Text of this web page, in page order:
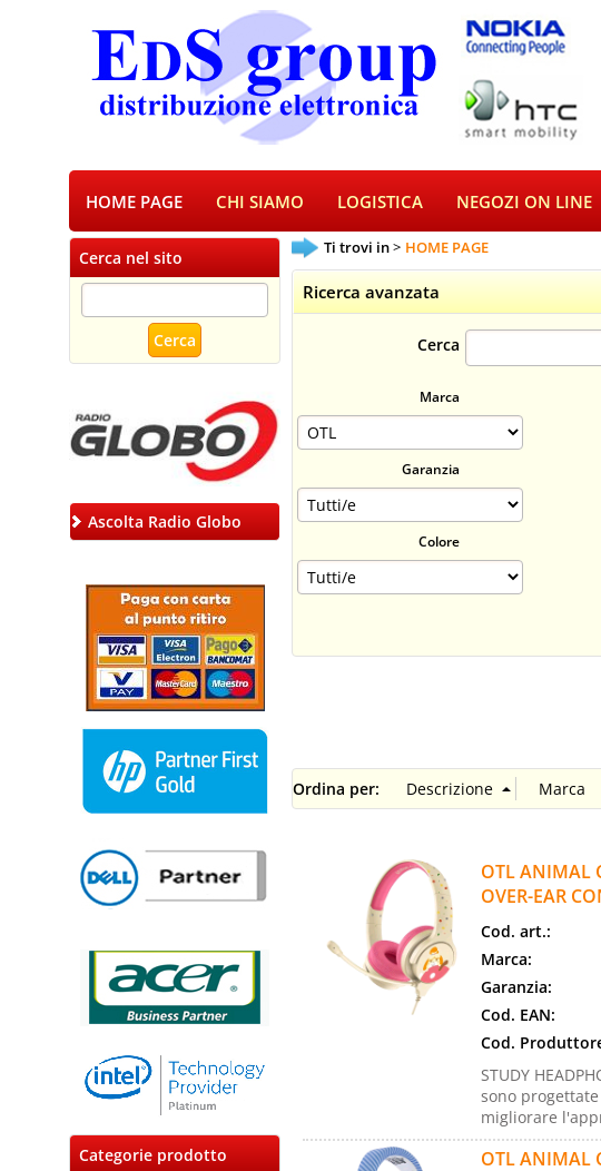
HOME PAGE CHI SIAMO LOGISTICA NEGOZI ON LINE
Cerca nel sito
Ascolta Radio Globo
Categorie prodotto
Ti trovi in HOME PAGE
Ricerca avanzata
Cerca
Marca
Garanzia
Colore
Ordina per:
OTL ANIMAL
OVER-EAR
Cod. art.:
Marca:
Garanzia:
Cod. EAN:
Cod.
STUDY
sono
migliorare
OTL ANIMAL